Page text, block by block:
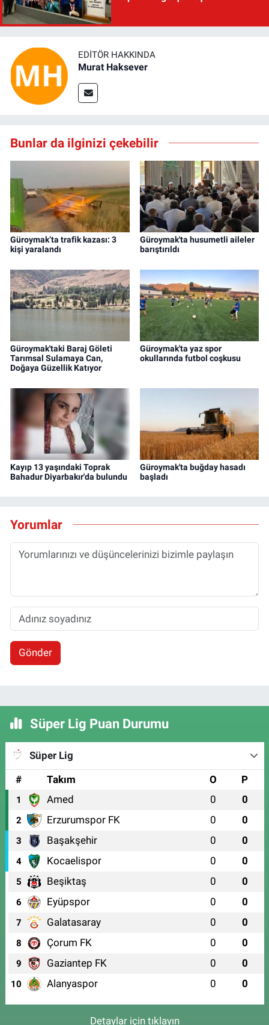
EDITÖR HAKKINDA
Murat Haksever
Bunlar da ilginizi çekebilir
Güroymak’ta trafik kazası: 3
kişi yaralandı
Güroymak'ta husumetli aileler
barıştırıldı
Güroymak'taki Baraj Göleti
Tarımsal Sulamaya Can,
Doğaya Güzellik Katıyor
Güroymak'ta yaz spor
okullarında futbol coşkusu
Kayıp 13 yaşındaki Toprak
Bahadur Diyarbakır'da bulundu
Güroymak'ta buğday hasadı
başladı
Yorumlar
Gönder
Süper Lig Puan Durumu
Süper Lig
#
Takım O P
1 Amed 0 0
2 Erzurumspor FK 0 0
3 Başakşehir 0 0
4 Kocaelispor 0 0
5 Beşiktaş 0 0
6 Eyüpspor 0 0
7 Galatasaray 0 0
8 Çorum FK 0 0
9 Gaziantep FK 0 0
10 Alanyaspor 0 0
Detaylar için tıklayın